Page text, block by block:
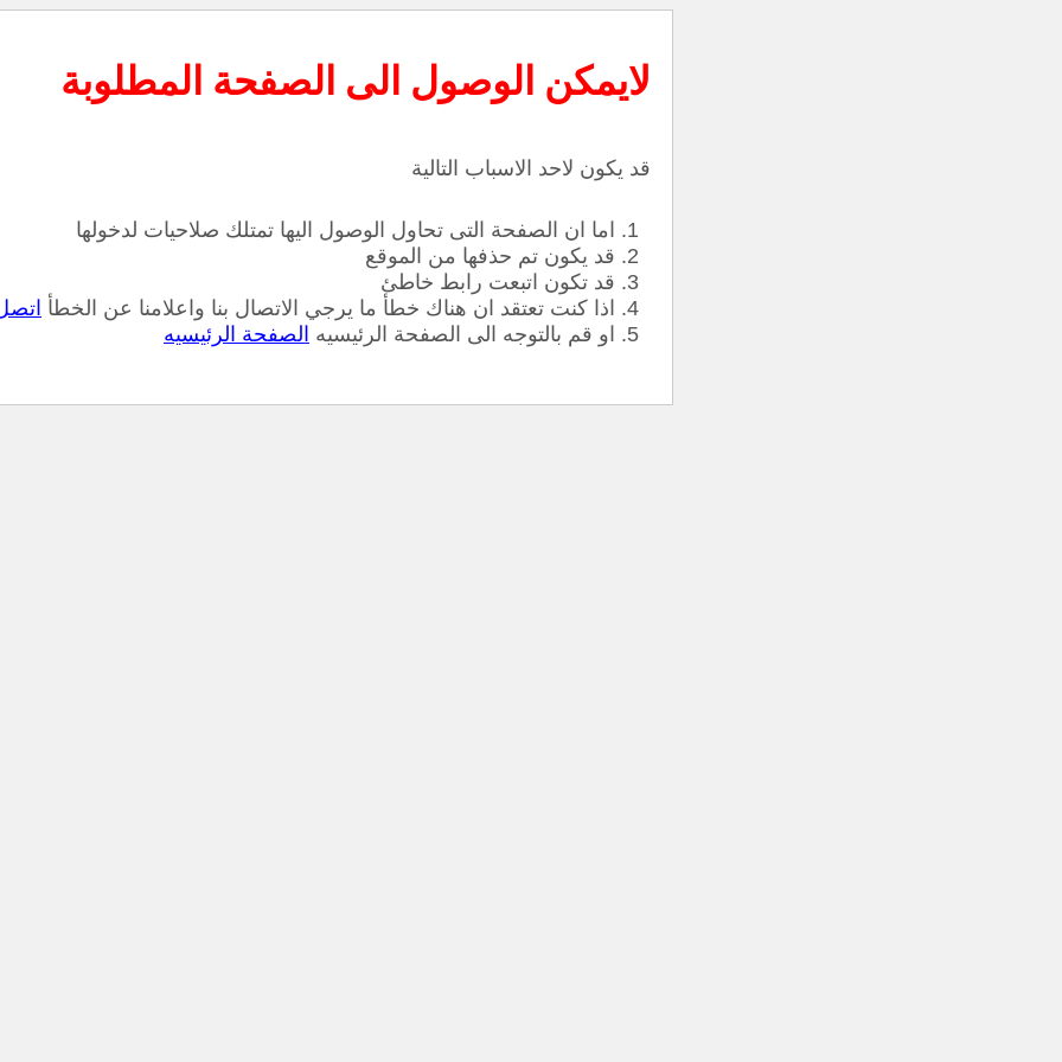
لايمكن الوصول الى الصفحة المطلوبة
قد يكون لاحد الاسباب التالية
اما ان الصفحة التى تحاول الوصول اليها تمتلك صلاحيات لدخولها
قد يكون تم حذفها من الموقع
قد تكون اتبعت رابط خاطئ
اذا كنت تعتقد ان هناك خطأ ما يرجي الاتصال بنا واعلامنا عن الخطأ
او قم بالتوجه الى الصفحة الرئيسيه الصفحة الرئيسيه